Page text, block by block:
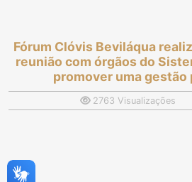
Fórum Clóvis Beviláqua
reunião com órgãos do
promover uma
2763 Visualizações